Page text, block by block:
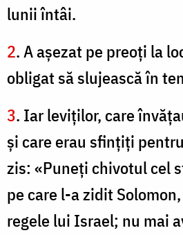
lunii întâi.
2. A aşezat pe preoţi la
obligat să slujească în
3. Iar leviţilor, care
şi care erau sfinţiţi
zis: «Puneţi chivotul cel
pe care l-a zidit
regele lui Israel; nu mai